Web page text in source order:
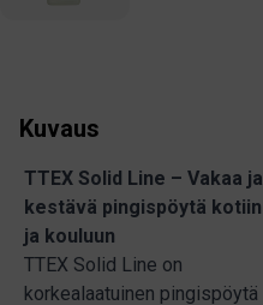
Kuvaus
TTEX Solid Line – Vakaa ja
kestävä pingispöytä kotiin
ja kouluun
TTEX Solid Line on
korkealaatuinen pingispöytä